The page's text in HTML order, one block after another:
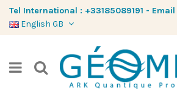
Tel International : +33185089191 - Email
English GB